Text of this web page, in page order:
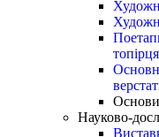
топірця
Науково-